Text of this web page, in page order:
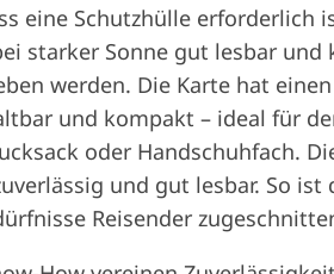
eine Schutzhülle erforderlich
starker Sonne gut lesbar
werden. Die Karte hat
und kompakt – ideal für
oder Handschuhfach.
und gut lesbar. So ist
Reisender